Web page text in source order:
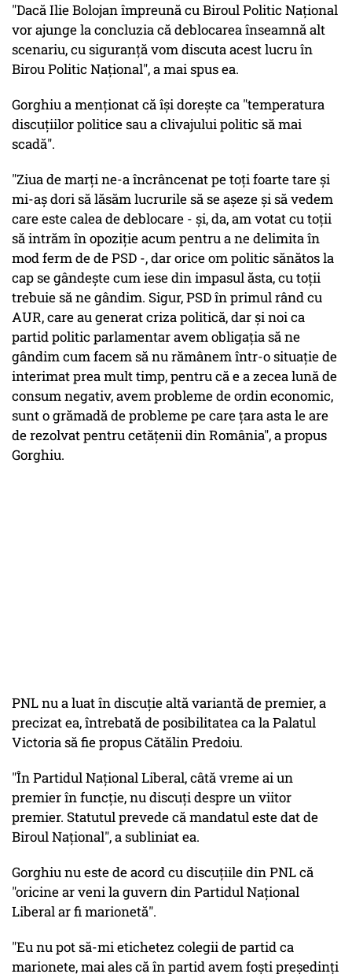
"Dacă Ilie Bolojan împreună cu Biroul Politic Naţional
vor ajunge la concluzia că deblocarea înseamnă alt
scenariu, cu siguranţă vom discuta acest lucru în
Birou Politic Naţional", a mai spus ea.
Gorghiu a menţionat că îşi doreşte ca "temperatura
discuţiilor politice sau a clivajului politic să mai
scadă".
"Ziua de marţi ne-a încrâncenat pe toţi foarte tare şi
mi-aş dori să lăsăm lucrurile să se aşeze şi să vedem
care este calea de deblocare - şi, da, am votat cu toţii
să intrăm în opoziţie acum pentru a ne delimita în
mod ferm de de PSD -, dar orice om politic sănătos la
cap se gândeşte cum iese din impasul ăsta, cu toţii
trebuie să ne gândim. Sigur, PSD în primul rând cu
AUR, care au generat criza politică, dar şi noi ca
partid politic parlamentar avem obligaţia să ne
gândim cum facem să nu rămânem într-o situaţie de
interimat prea mult timp, pentru că e a zecea lună de
consum negativ, avem probleme de ordin economic,
sunt o grămadă de probleme pe care ţara asta le are
de rezolvat pentru cetăţenii din România", a propus
Gorghiu.
PNL nu a luat în discuţie altă variantă de premier, a
precizat ea, întrebată de posibilitatea ca la Palatul
Victoria să fie propus Cătălin Predoiu.
"În Partidul Naţional Liberal, câtă vreme ai un
premier în funcţie, nu discuţi despre un viitor
premier. Statutul prevede că mandatul este dat de
Biroul Naţional", a subliniat ea.
Gorghiu nu este de acord cu discuţiile din PNL că
"oricine ar veni la guvern din Partidul Naţional
Liberal ar fi marionetă".
"Eu nu pot să-mi etichetez colegii de partid ca
marionete, mai ales că în partid avem foşti preşedinţi